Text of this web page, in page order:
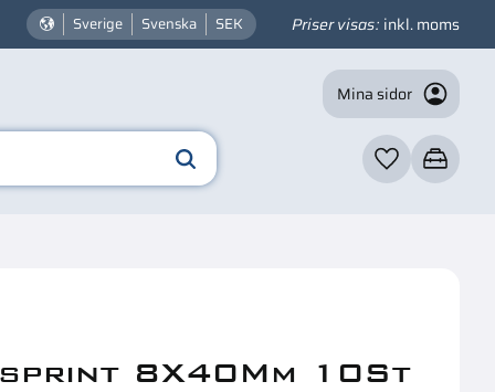
Sverige Svenska SEK Priser visas inkl. moms
Mina sidor
Favoriter
Kundvagn
intressera dig?
8X40Mm 10St